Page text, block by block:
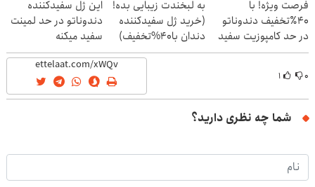
فرصت ویژه! با
40٪تخفیف دندوناتو
در حد کامپوزیت سفید
کن
به لبخندت زیبایی بده!
(خرید ژل سفیدکننده
دندان با40%تخفیف)
این ژل سفیدکننده
دندوناتو در حد لمینت
سفید میکنه
(40%تخفیف)
۰ ۱
شما چه نظری دارید؟